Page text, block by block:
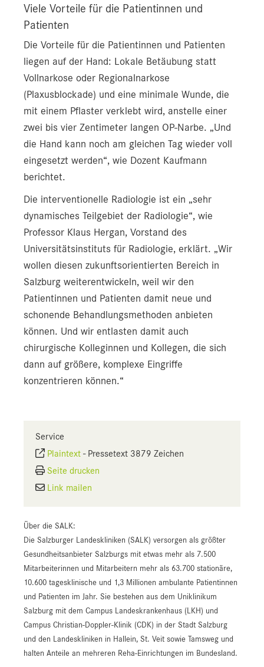
Viele Vorteile für die Patientinnen und
Patienten
Die Vorteile für die Patientinnen und Patienten
liegen auf der Hand: Lokale Betäubung statt
Vollnarkose oder Regionalnarkose
(Plaxusblockade) und eine minimale Wunde, die
mit einem Pflaster verklebt wird, anstelle einer
zwei bis vier Zentimeter langen OP-Narbe. „Und
die Hand kann noch am gleichen Tag wieder voll
eingesetzt werden“, wie Dozent Kaufmann
berichtet.
Die interventionelle Radiologie ist ein „sehr
dynamisches Teilgebiet der Radiologie“, wie
Professor Klaus Hergan, Vorstand des
Universitätsinstituts für Radiologie, erklärt. „Wir
wollen diesen zukunftsorientierten Bereich in
Salzburg weiterentwickeln, weil wir den
Patientinnen und Patienten damit neue und
schonende Behandlungsmethoden anbieten
können. Und wir entlasten damit auch
chirurgische Kolleginnen und Kollegen, die sich
dann auf größere, komplexe Eingriffe
konzentrieren können.“
Service
Plaintext - Pressetext 3879 Zeichen
Seite drucken
Link mailen
Über die SALK:
Die Salzburger Landeskliniken (SALK) versorgen als größter
Gesundheitsanbieter Salzburgs mit etwas mehr als 7.500
Mitarbeiterinnen und Mitarbeitern mehr als 63.700 stationäre,
10.600 tagesklinische und 1,3 Millionen ambulante Patientinnen
und Patienten im Jahr. Sie bestehen aus dem Uniklinikum
Salzburg mit dem Campus Landeskrankenhaus (LKH) und
Campus Christian-Doppler-Klinik (CDK) in der Stadt Salzburg
und den Landeskliniken in Hallein, St. Veit sowie Tamsweg und
halten Anteile an mehreren Reha-Einrichtungen im Bundesland.